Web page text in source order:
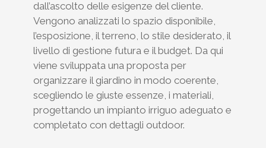
dall’ascolto delle esigenze del cliente.
Vengono analizzati lo spazio disponibile,
l’esposizione, il terreno, lo stile desiderato, il
livello di gestione futura e il budget. Da qui
viene sviluppata una proposta per
organizzare il giardino in modo coerente,
scegliendo le giuste essenze, i materiali,
progettando un impianto irriguo adeguato e
completato con dettagli outdoor.